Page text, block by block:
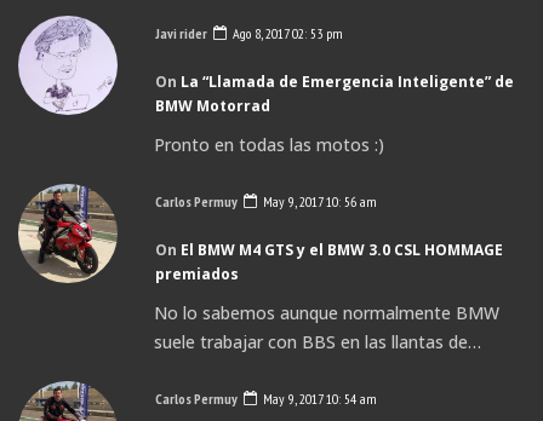
Javi rider Ago 8, 2017 02: 53 pm
On La “Llamada de Emergencia Inteligente” de
BMW Motorrad
Pronto en todas las motos :)
Carlos Permuy May 9, 2017 10: 56 am
On El BMW M4 GTS y el BMW 3.0 CSL HOMMAGE
premiados
No lo sabemos aunque normalmente BMW
suele trabajar con BBS en las llantas de…
Carlos Permuy May 9, 2017 10: 54 am